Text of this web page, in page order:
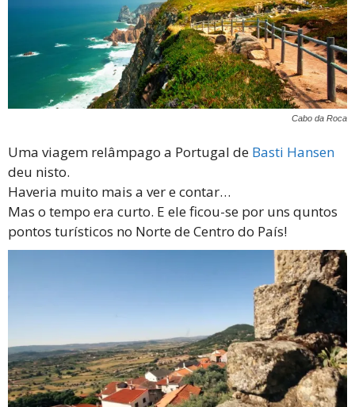
Cabo da Roca
Uma viagem relâmpago a Portugal de Basti Hansen
deu nisto.
Haveria muito mais a ver e contar…
Mas o tempo era curto. E ele ficou-se por uns quntos
pontos turísticos no Norte de Centro do País!